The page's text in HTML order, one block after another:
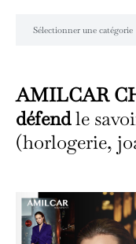
AMILCAR
défendle
(horlogerie,